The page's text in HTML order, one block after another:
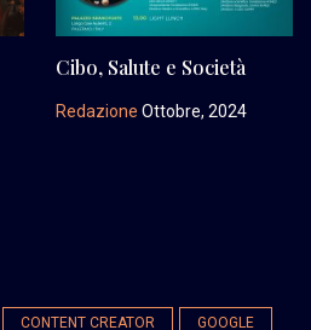
Cibo, Salute e Società
Redazione Ottobre, 2024
CONTENT CREATOR GOOGLE